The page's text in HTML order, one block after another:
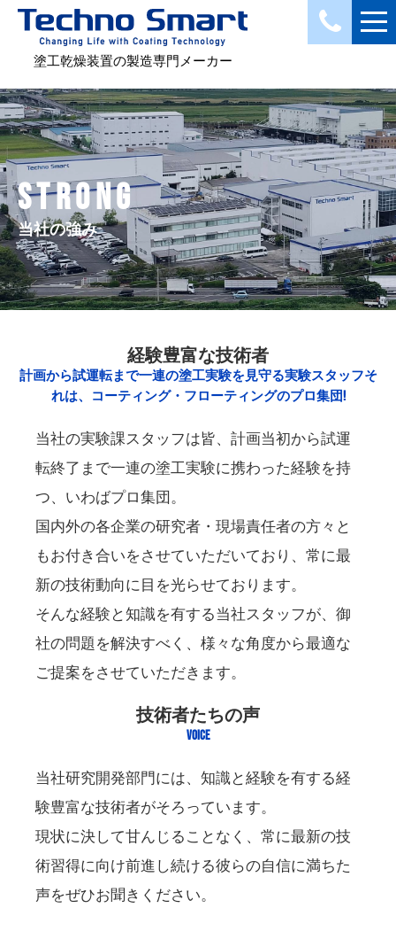
塗工乾燥装置の製造専門メーカー
STRONG
当社の強み
経験豊富な技術者
計画から試運転まで一連の塗工実験を見守る実験スタッフそ
れは、コーティング・フローティングのプロ集団!
当社の実験課スタッフは皆、計画当初から試運
転終了まで一連の塗工実験に携わった経験を持
つ、いわばプロ集団。
国内外の各企業の研究者・現場責任者の方々と
もお付き合いをさせていただいており、常に最
新の技術動向に目を光らせております。
そんな経験と知識を有する当社スタッフが、御
社の問題を解決すべく、様々な角度から最適な
ご提案をさせていただきます。
技術者たちの声
VOICE
当社研究開発部門には、知識と経験を有する経
験豊富な技術者がそろっています。
現状に決して甘んじることなく、常に最新の技
術習得に向け前進し続ける彼らの自信に満ちた
声をぜひお聞きください。